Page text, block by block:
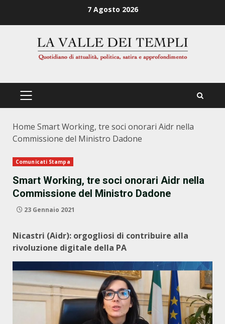
7 Agosto 2026
PRIMÄRES
Home Smart Working, tre soci onorari Aidr nella
Commissione del Ministro Dadone
Comunicati Stampa
Smart Working, tre soci onorari Aidr nella
Commissione del Ministro Dadone
23 Gennaio 2021
Nicastri (Aidr): orgogliosi di contribuire alla
rivoluzione digitale della PA